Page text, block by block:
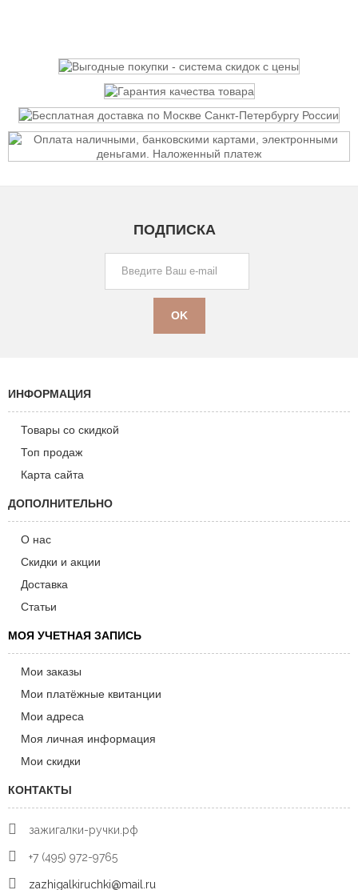
ПОДПИСКА
ИНФОРМАЦИЯ
Товары со скидкой
Топ продаж
Карта сайта
ДОПОЛНИТЕЛЬНО
О нас
Скидки и акции
Доставка
Статьи
МОЯ УЧЕТНАЯ ЗАПИСЬ
Мои заказы
Мои платёжные квитанции
Мои адреса
Моя личная информация
Мои скидки
КОНТАКТЫ
зажигалки-ручки.рф
+7 (495) 972-9765
zazhigalkiruchki@mail.ru